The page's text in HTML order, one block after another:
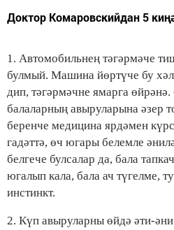
Доктор Комаровскийдан 5
1. Автомобильнең тәгәрмәче
булмый. Машина йөртүче бу хәл
дип, тәгәрмәчне ямарга
балаларның авыруларына әзер
беренче медицина ярдәмен
гадәттә, өч югары белемле
белгече булсалар да, бала
югалып кала, бала ач түгелме,
инстинкт.
2. Күп авыруларны өйдә әти-